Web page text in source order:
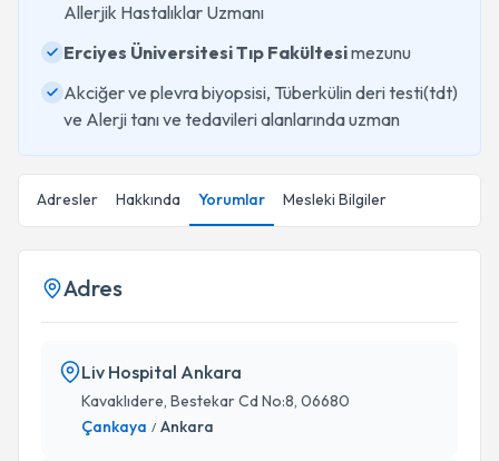
Allerjik Hastalıklar Uzmanı
Erciyes Üniversitesi Tıp Fakültesimezunu
Akciğer ve plevra biyopsisi, Tüberkülin deri testi(tdt)
ve Alerji tanı ve tedavileri alanlarında uzman
Adresler Hakkında Yorumlar Mesleki Bilgiler
Adres
Liv Hospital Ankara
Kavaklıdere, Bestekar Cd No:8, 06680
Çankaya / Ankara